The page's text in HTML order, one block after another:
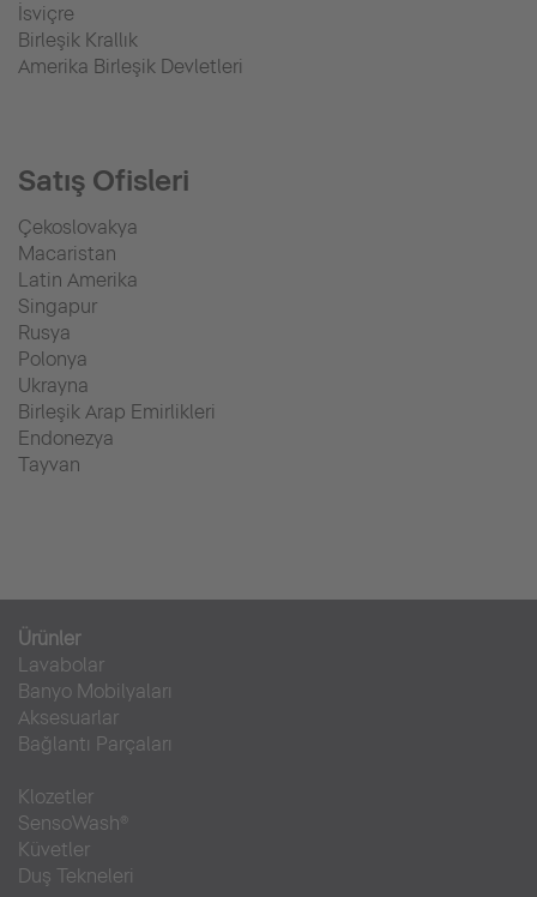
İsviçre
Birleşik Krallık
Amerika Birleşik Devletleri
Satış Ofisleri
Çekoslovakya
Macaristan
Latin Amerika
Singapur
Rusya
Polonya
Ukrayna
Birleşik Arap Emirlikleri
Endonezya
Tayvan
Ürünler
Lavabolar
Banyo Mobilyaları
Aksesuarlar
Bağlantı Parçaları
Klozetler
SensoWash®
Küvetler
Duş Tekneleri